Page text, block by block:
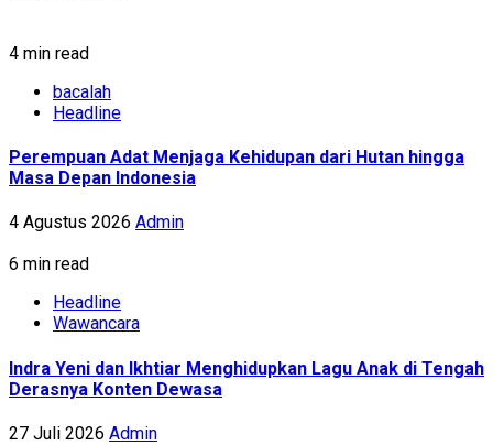
4 min read
bacalah
Headline
Perempuan Adat Menjaga Kehidupan dari Hutan hingga
Masa Depan Indonesia
4 Agustus 2026 Admin
6 min read
Headline
Wawancara
Indra Yeni dan Ikhtiar Menghidupkan Lagu Anak di Tengah
Derasnya Konten Dewasa
27 Juli 2026 Admin